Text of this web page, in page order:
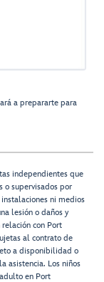
a prepararte para
independientes que
o supervisados por
ni medios
lesión o daños y
con Port
al contrato de
a disponibilidad o
asistencia. Los niños
en Port